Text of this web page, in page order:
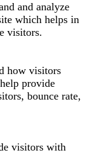
and analyze
which helps in
visitors.
how visitors
provide
bounce rate,
visitors with